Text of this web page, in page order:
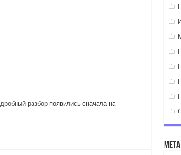
разборпоявились сначала на
Мета